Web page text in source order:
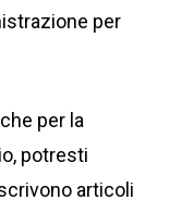
per
per la
potresti
articoli